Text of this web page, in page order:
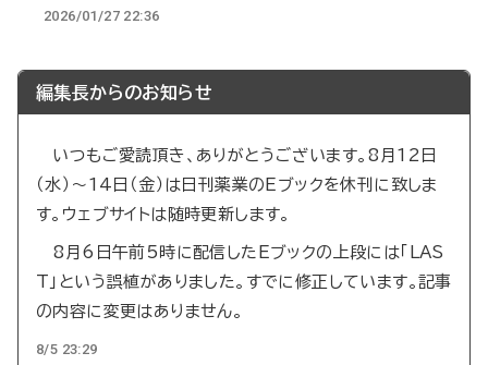
2026/01/27 22:36
編集長からのお知らせ
いつもご愛読頂き、ありがとうございます。8月12日
（水）～14日（金）は日刊薬業のEブックを休刊に致しま
す。ウェブサイトは随時更新します。
8月6日午前5時に配信したEブックの上段には「LAS
T」という誤植がありました。すでに修正しています。記事
の内容に変更はありません。
8/5 23:29